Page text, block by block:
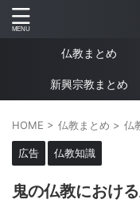
仏教まとめ
新興宗教まとめ
HOME > 仏教まとめ > 仏
広告 仏教知識
鬼の仏教におけ